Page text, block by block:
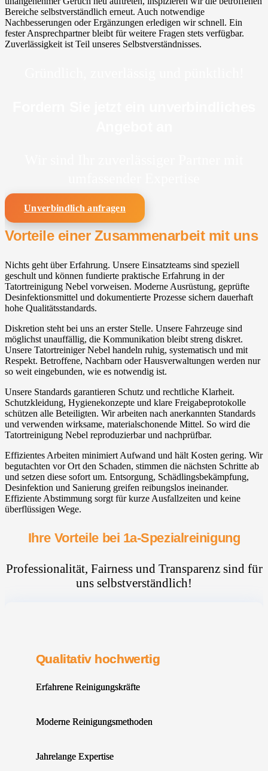
Bereiche selbstverständlich erneut. Auch notwendige
Nachbesserungen oder Ergänzungen erledigen wir schnell. Ein
fester Ansprechpartner bleibt für weitere Fragen stets verfügbar.
Zuverlässigkeit ist Teil unseres Selbstverständnisses.
Unverbindlich anfragen
Vorteile einer Zusammenarbeit mit uns
Nichts geht über Erfahrung. Unsere Einsatzteams sind speziell
geschult und können fundierte praktische Erfahrung in der
Tatortreinigung Nebel vorweisen. Moderne Ausrüstung, geprüfte
Desinfektionsmittel und dokumentierte Prozesse sichern dauerhaft
hohe Qualitätsstandards.
Diskretion steht bei uns an erster Stelle. Unsere Fahrzeuge sind
möglichst unauffällig, die Kommunikation bleibt streng diskret.
Unsere Tatortreiniger Nebel handeln ruhig, systematisch und mit
Respekt. Betroffene, Nachbarn oder Hausverwaltungen werden nur
so weit eingebunden, wie es notwendig ist.
Unsere Standards garantieren Schutz und rechtliche Klarheit.
Schutzkleidung, Hygienekonzepte und klare Freigabeprotokolle
schützen alle Beteiligten. Wir arbeiten nach anerkannten Standards
und verwenden wirksame, materialschonende Mittel. So wird die
Tatortreinigung Nebel reproduzierbar und nachprüfbar.
Effizientes Arbeiten minimiert Aufwand und hält Kosten gering. Wir
begutachten vor Ort den Schaden, stimmen die nächsten Schritte ab
und setzen diese sofort um. Entsorgung, Schädlingsbekämpfung,
Desinfektion und Sanierung greifen reibungslos ineinander.
Effiziente Abstimmung sorgt für kurze Ausfallzeiten und keine
überflüssigen Wege.
Ihre Vorteile bei 1a-Spezialreinigung
Professionalität, Fairness und Transparenz sind für
uns selbstverständlich!
Qualitativ hochwertig
Erfahrene Reinigungskräfte
Moderne Reinigungsmethoden
Jahrelange Expertise